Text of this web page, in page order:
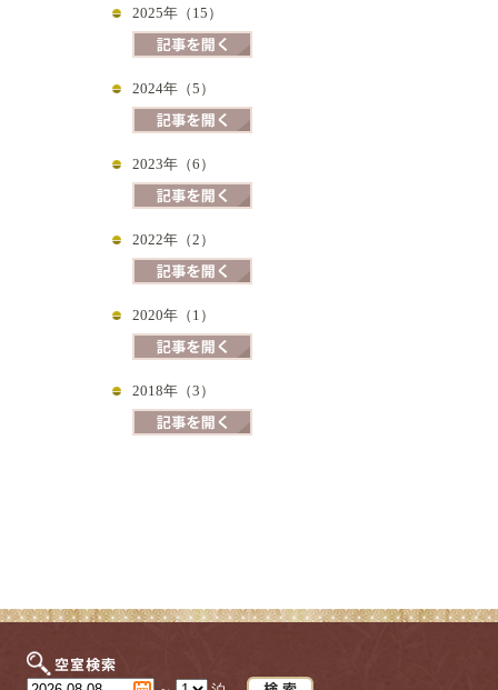
2025年（15）
2024年（5）
2023年（6）
2022年（2）
2020年（1）
2018年（3）